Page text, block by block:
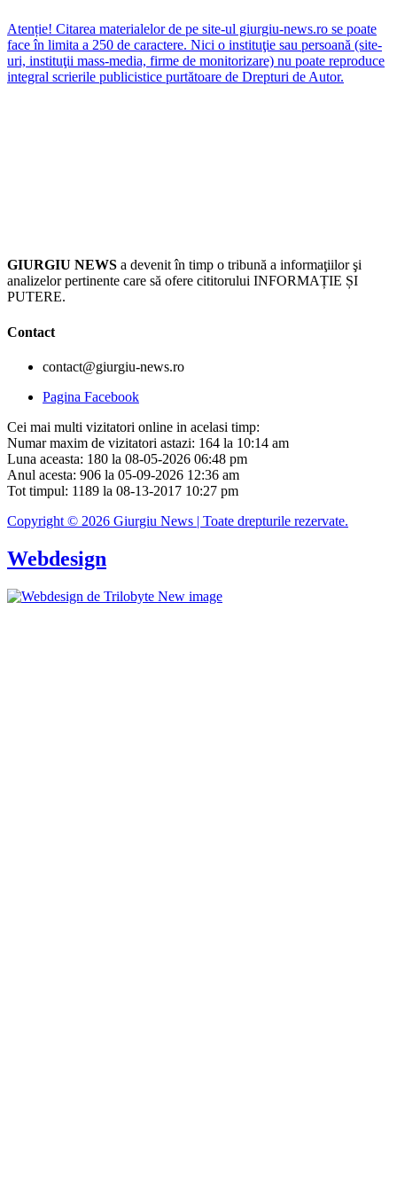
Atenție! Citarea materialelor de pe site-ul giurgiu-news.ro se poate
face în limita a 250 de caractere. Nici o instituţie sau persoană (site-
uri, instituţii mass-media, firme de monitorizare) nu poate reproduce
integral scrierile publicistice purtătoare de Drepturi de Autor.
GIURGIU NEWS a devenit în timp o tribună a informaţiilor şi
analizelor pertinente care să ofere cititorului INFORMAȚIE ȘI
PUTERE.
Contact
contact@giurgiu-news.ro
Pagina Facebook
Cei mai multi vizitatori online in acelasi timp:
Numar maxim de vizitatori astazi: 164 la 10:14 am
Luna aceasta: 180 la 08-05-2026 06:48 pm
Anul acesta: 906 la 05-09-2026 12:36 am
Tot timpul: 1189 la 08-13-2017 10:27 pm
Copyright © 2026 Giurgiu News | Toate drepturile rezervate.
Webdesign